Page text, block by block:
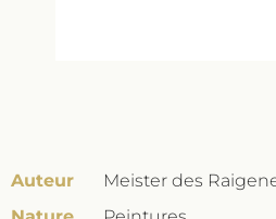
Auteur
Meister des